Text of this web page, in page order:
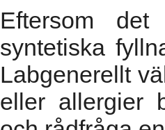
Eftersom
syntetiska
Labgenerellt
eller allergier